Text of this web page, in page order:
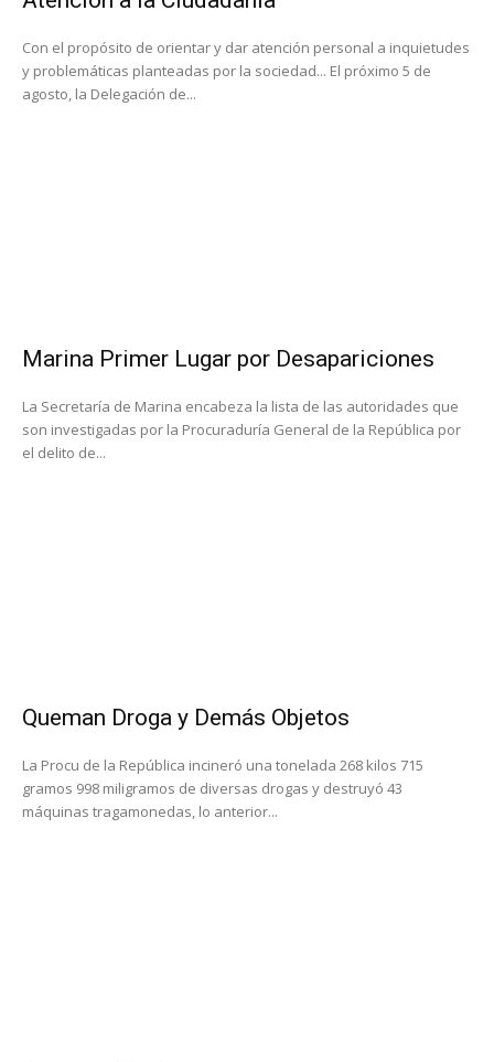
Con el propósito de orientar y dar atención personal a inquietudes
y problemáticas planteadas por la sociedad... El próximo 5 de
agosto, la Delegación de...
Marina Primer Lugar por Desapariciones
La Secretaría de Marina encabeza la lista de las autoridades que
son investigadas por la Procuraduría General de la República por
el delito de...
Queman Droga y Demás Objetos
La Procu de la República incineró una tonelada 268 kilos 715
gramos 998 miligramos de diversas drogas y destruyó 43
máquinas tragamonedas, lo anterior...